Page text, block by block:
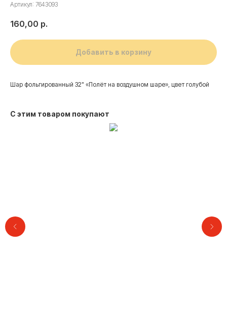
Артикул: 7643093
160,00 р.
Добавить в корзину
Шар фольгированный 32" «Полёт на воздушном шаре», цвет голубой
С этим товаром покупают